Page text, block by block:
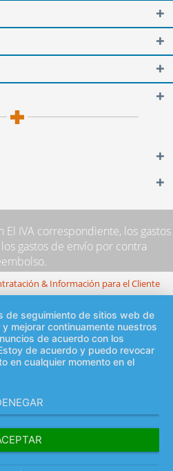
El IVA correspondiente, los gastos
gastos de envío por contra
& Información para el Cliente
de seguimiento de sitios web de
mejorar continuamente nuestros
de acuerdo con los
de acuerdo y puedo revocar
en cualquier momento en el